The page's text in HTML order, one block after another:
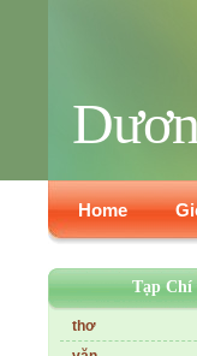
Home
Tạp Chí
thơ